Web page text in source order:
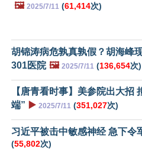
🖼️ 2025/7/11 (61,414次)
胡锦涛病危孰真孰假？胡海峰
301医院 🖼️ 2025/7/11 (136,654次)
【唐青看时事】美参院出大招
端” ▶️ 2025/7/11 (351,027次)
习近平被击中敏感神经 急下令
(55,802次)